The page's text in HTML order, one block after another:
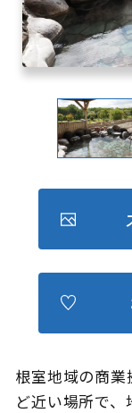
北海道はや
旅のテーマ
7つの国立公
さっぽろ圏
根室地域の商
ど近い場所で